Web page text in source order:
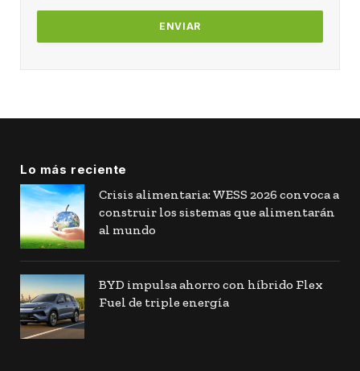
Lo más reciente
Crisis alimentaria: WESS 2026 convoca a
construir los sistemas que alimentarán
al mundo
BYD impulsa ahorro con híbrido Flex
Fuel de triple energía